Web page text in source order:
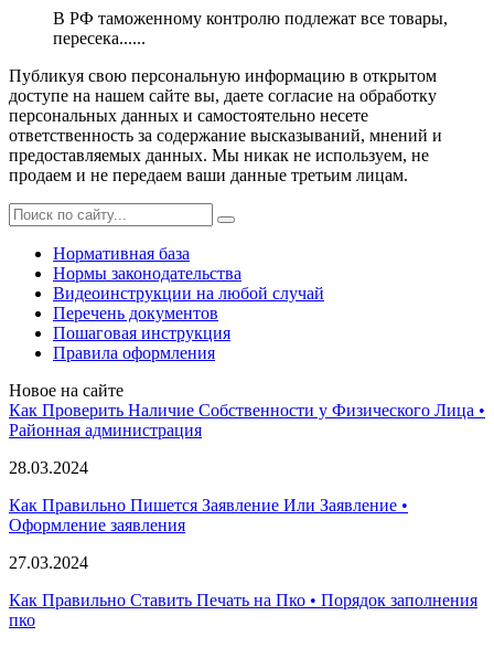
В РФ таможенному контролю подлежат все товары,
пересека......
Публикуя свою персональную информацию в открытом
доступе на нашем сайте вы, даете согласие на обработку
персональных данных и самостоятельно несете
ответственность за содержание высказываний, мнений и
предоставляемых данных. Мы никак не используем, не
продаем и не передаем ваши данные третьим лицам.
Нормативная база
Нормы законодательства
Видеоинструкции на любой случай
Перечень документов
Пошаговая инструкция
Правила оформления
Новое на сайте
Как Проверить Наличие Собственности у Физического Лица •
Paйoннaя aдминиcтpaция
28.03.2024
Как Правильно Пишется Заявление Или Заявление •
Оформление заявления
27.03.2024
Как Правильно Ставить Печать на Пко • Порядок заполнения
пко